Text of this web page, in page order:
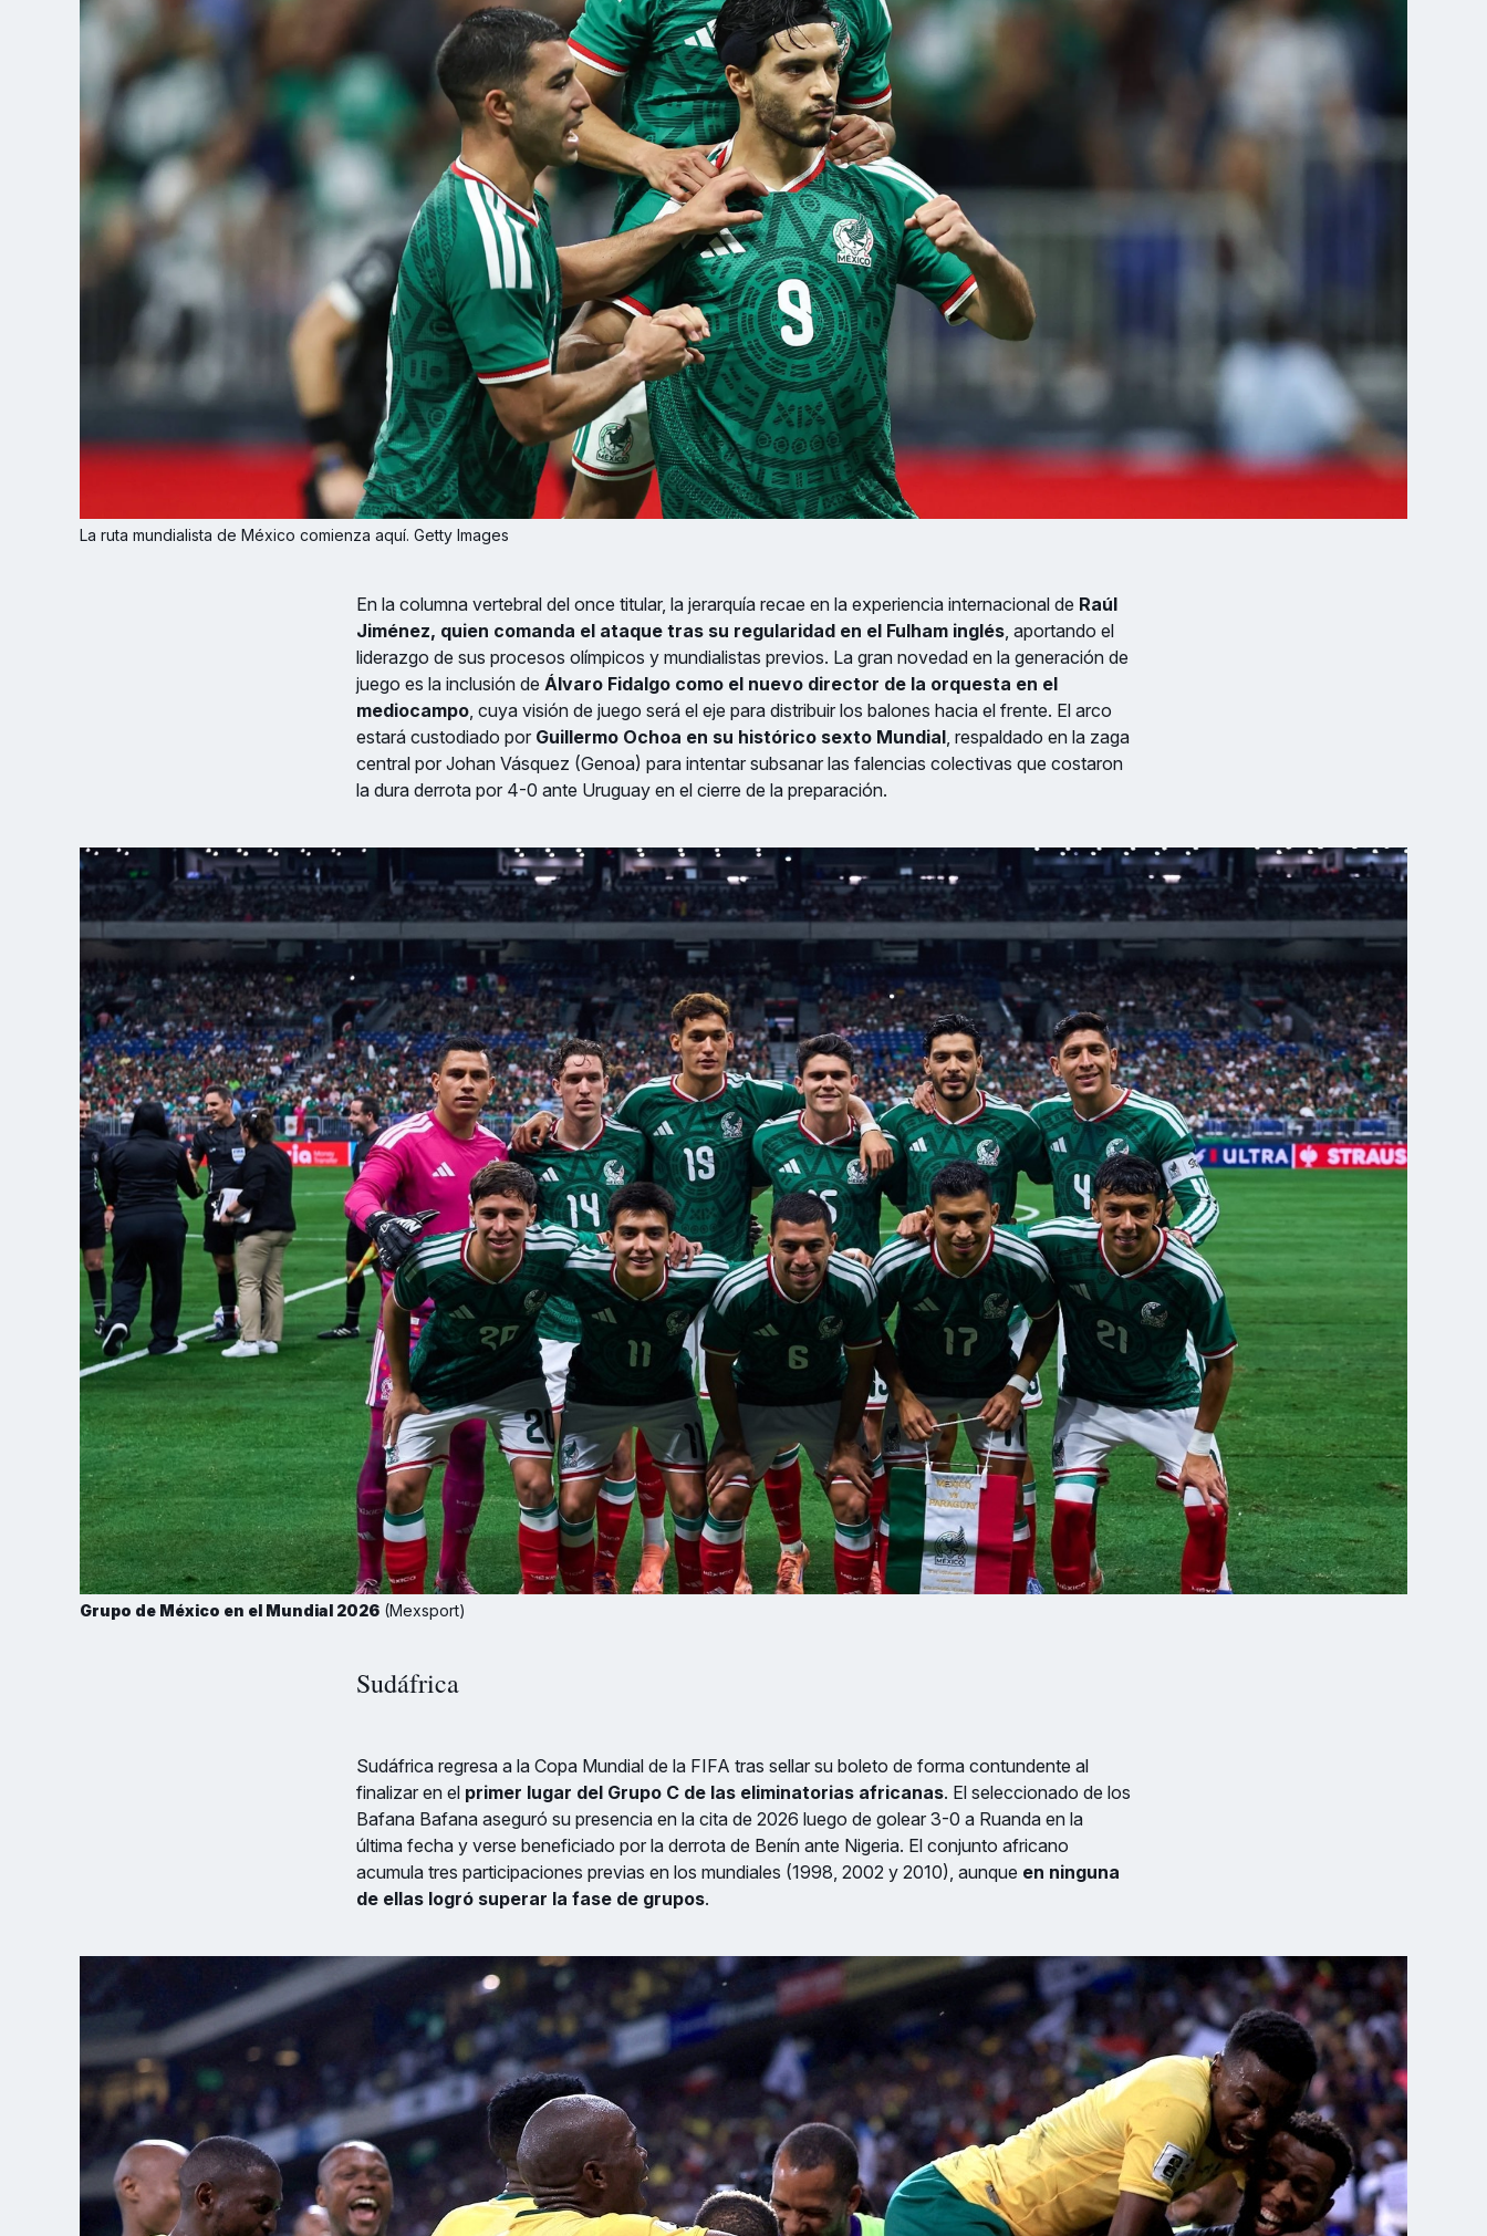
La ruta mundialista de México comienza aquí. Getty Images
En la columna vertebral del once titular, la jerarquía recae en la experiencia internacional de Raúl
Jiménez, quien comanda el ataque tras su regularidad en el Fulham inglés, aportando el
liderazgo de sus procesos olímpicos y mundialistas previos. La gran novedad en la generación de
juego es la inclusión de Álvaro Fidalgo como el nuevo director de la orquesta en el
mediocampo, cuya visión de juego será el eje para distribuir los balones hacia el frente. El arco
estará custodiado por Guillermo Ochoa en su histórico sexto Mundial, respaldado en la zaga
central por Johan Vásquez (Genoa) para intentar subsanar las falencias colectivas que costaron
la dura derrota por 4-0 ante Uruguay en el cierre de la preparación.
Grupo de México en el Mundial 2026 (Mexsport)
Sudáfrica
Sudáfrica regresa a la Copa Mundial de la FIFA tras sellar su boleto de forma contundente al
finalizar en el primer lugar del Grupo C de las eliminatorias africanas. El seleccionado de los
Bafana Bafana aseguró su presencia en la cita de 2026 luego de golear 3-0 a Ruanda en la
última fecha y verse beneficiado por la derrota de Benín ante Nigeria. El conjunto africano
acumula tres participaciones previas en los mundiales (1998, 2002 y 2010), aunque en ninguna
de ellas logró superar la fase de grupos.